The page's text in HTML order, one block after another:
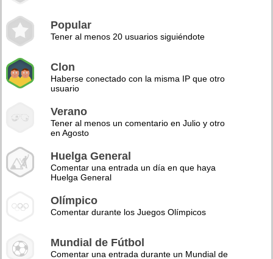
Popular
Tener al menos 20 usuarios siguiéndote
Clon
Haberse conectado con la misma IP que otro
usuario
Verano
Tener al menos un comentario en Julio y otro
en Agosto
Huelga General
Comentar una entrada un día en que haya
Huelga General
Olímpico
Comentar durante los Juegos Olímpicos
Mundial de Fútbol
Comentar una entrada durante un Mundial de